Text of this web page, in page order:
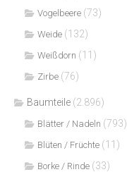
Vogelbeere (73)
Weide (132)
Weißdorn (11)
Zirbe (76)
Baumteile (2.896)
Blätter / Nadeln (793)
Blüten / Früchte (11)
Borke / Rinde (33)